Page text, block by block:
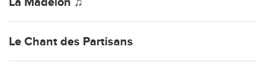
Le Chant des Partisans